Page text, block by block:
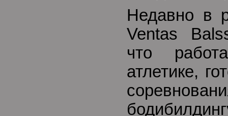
Недавно в
Ventas
что
атлетике,